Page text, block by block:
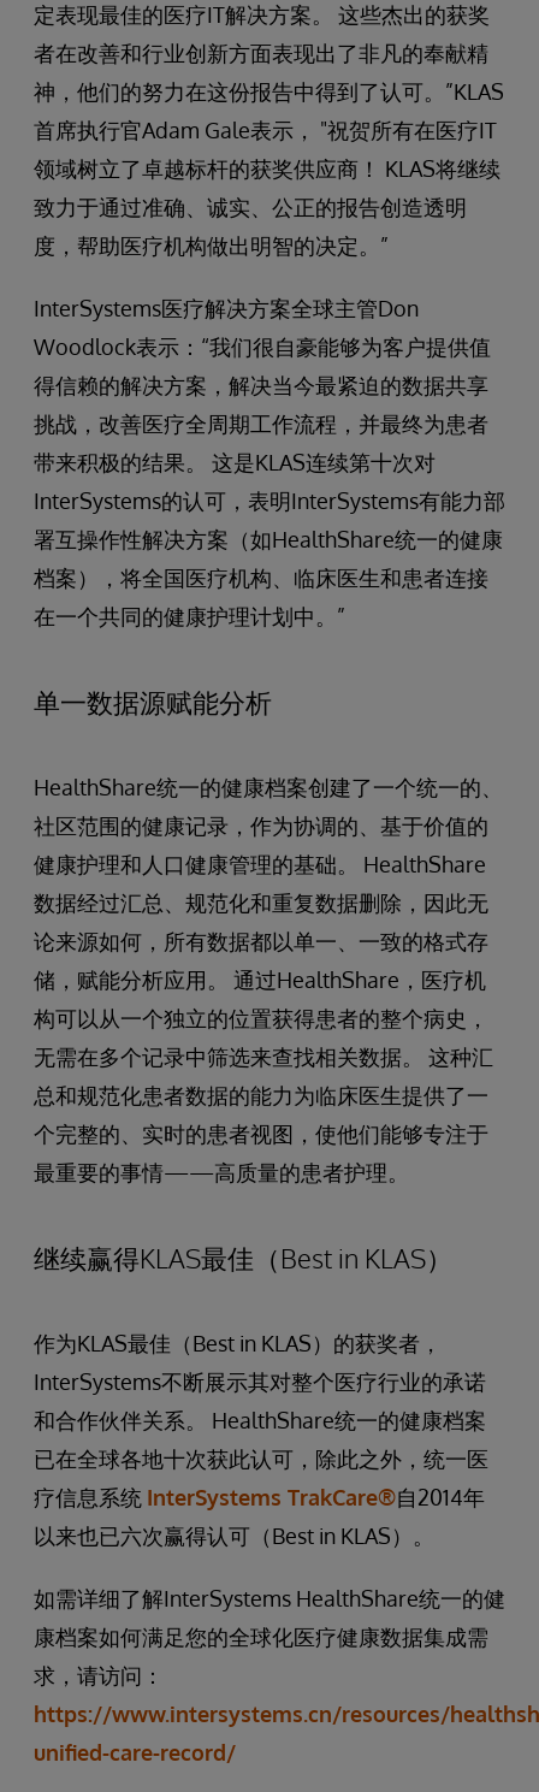
定表现最佳的医疗IT解决方案。 这些杰出的获奖
者在改善和行业创新方面表现出了非凡的奉献精
神，他们的努力在这份报告中得到了认可。”KLAS
首席执行官Adam Gale表示， "祝贺所有在医疗IT
领域树立了卓越标杆的获奖供应商！ KLAS将继续
致力于通过准确、诚实、公正的报告创造透明
度，帮助医疗机构做出明智的决定。”
InterSystems医疗解决方案全球主管Don
Woodlock表示：“我们很自豪能够为客户提供值
得信赖的解决方案，解决当今最紧迫的数据共享
挑战，改善医疗全周期工作流程，并最终为患者
带来积极的结果。 这是KLAS连续第十次对
InterSystems的认可，表明InterSystems有能力部
署互操作性解决方案（如HealthShare统一的健康
档案），将全国医疗机构、临床医生和患者连接
在一个共同的健康护理计划中。”
单一数据源赋能分析
HealthShare统一的健康档案创建了一个统一的、
社区范围的健康记录，作为协调的、基于价值的
健康护理和人口健康管理的基础。 HealthShare
数据经过汇总、规范化和重复数据删除，因此无
论来源如何，所有数据都以单一、一致的格式存
储，赋能分析应用。 通过HealthShare，医疗机
构可以从一个独立的位置获得患者的整个病史，
无需在多个记录中筛选来查找相关数据。 这种汇
总和规范化患者数据的能力为临床医生提供了一
个完整的、实时的患者视图，使他们能够专注于
最重要的事情——高质量的患者护理。
继续赢得KLAS最佳（Best in KLAS）
作为KLAS最佳（Best in KLAS）的获奖者，
InterSystems不断展示其对整个医疗行业的承诺
和合作伙伴关系。 HealthShare统一的健康档案
已在全球各地十次获此认可，除此之外，统一医
疗信息系统 InterSystems TrakCare®自2014年
以来也已六次赢得认可（Best in KLAS）。
如需详细了解InterSystems HealthShare统一的健
康档案如何满足您的全球化医疗健康数据集成需
求，请访问：
https://www.intersystems.cn/resources/
unified-care-record/